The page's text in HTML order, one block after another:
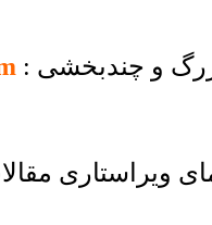
و چندبخشی
ویراستاری